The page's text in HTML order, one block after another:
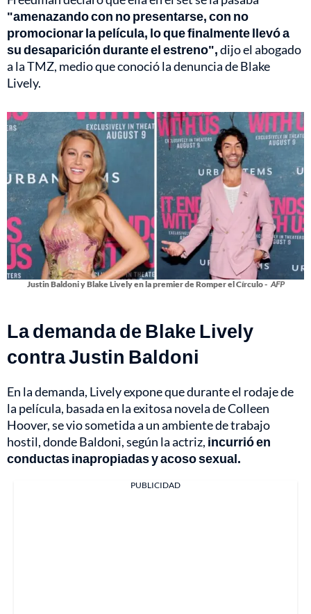
"amenazando con no presentarse, con no
promocionar la película, lo que finalmente llevó a
su desaparición durante el estreno",dijo el abogado
a la TMZ, medio que conoció la denuncia de Blake
Lively.
Justin Baldoni y Blake Lively en la premier de Romper el Círculo - AFP
La demanda de Blake Lively
contra Justin Baldoni
En la demanda, Lively expone que durante el rodaje de
la película, basada en la exitosa novela de Colleen
Hoover, se vio sometida a un ambiente de trabajo
hostil, donde Baldoni, según la actriz, incurrió en
conductas inapropiadas y acoso sexual.
PUBLICIDAD